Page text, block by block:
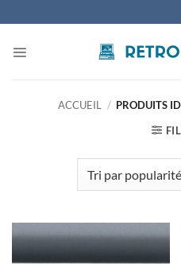
au
ACCUEIL / PRODUITS